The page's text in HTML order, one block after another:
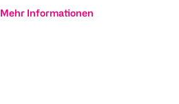
Mehr Informationen